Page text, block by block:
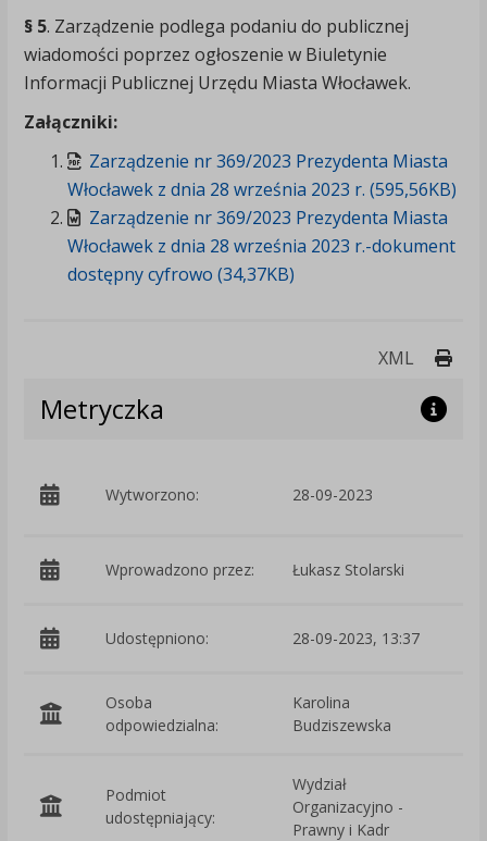
§ 5. Zarządzenie podlega podaniu do publicznej
wiadomości poprzez ogłoszenie w Biuletynie
Informacji Publicznej Urzędu Miasta Włocławek.
Załączniki:
Zarządzenie nr 369/2023 Prezydenta Miasta
Włocławek z dnia 28 września 2023 r. (595,56KB)
Zarządzenie nr 369/2023 Prezydenta Miasta
Włocławek z dnia 28 września 2023 r.-dokument
dostępny cyfrowo (34,37KB)
XML
Metryczka
Wytworzono: 28-09-2023
Wprowadzono przez: Łukasz Stolarski
Udostępniono: 28-09-2023, 13:37
Osoba
odpowiedzialna:
Karolina
Budziszewska
Podmiot
udostępniający:
Wydział
Organizacyjno -
Prawny i Kadr